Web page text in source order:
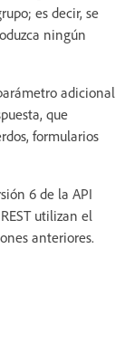
es decir, se
ningún
adicional
que
formularios
6 de la API
utilizan el
anteriores.